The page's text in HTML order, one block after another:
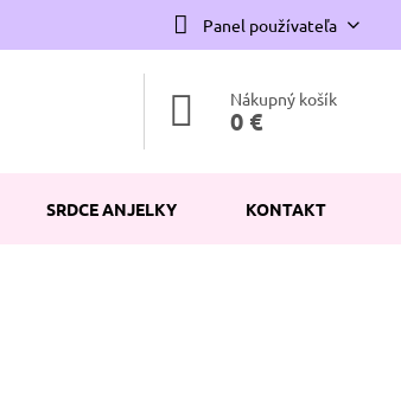
Panel používateľa
Nákupný košík
0 €
SRDCE ANJELKY KONTAKT